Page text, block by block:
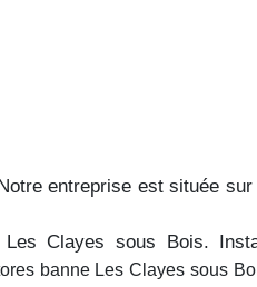
entreprise est située
Clayes sous Bois.
banne Les Clayes sous